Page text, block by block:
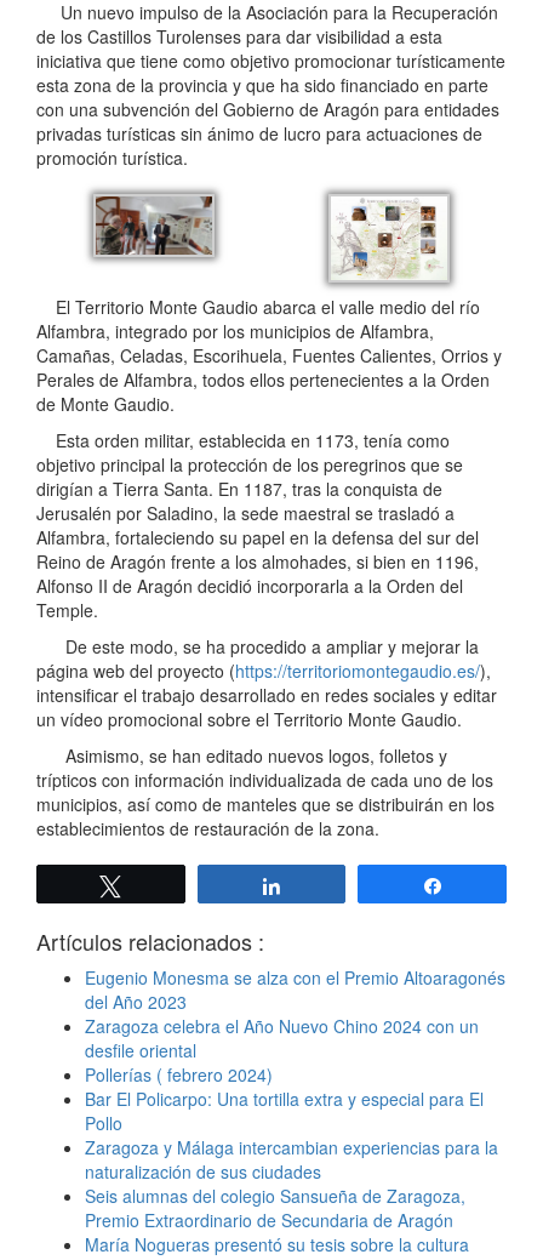
Un nuevo impulso de la Asociación para la Recuperación
de los Castillos Turolenses para dar visibilidad a esta
iniciativa que tiene como objetivo promocionar turísticamente
esta zona de la provincia y que ha sido financiado en parte
con una subvención del Gobierno de Aragón para entidades
privadas turísticas sin ánimo de lucro para actuaciones de
promoción turística.
El Territorio Monte Gaudio abarca el valle medio del río
Alfambra, integrado por los municipios de Alfambra,
Camañas, Celadas, Escorihuela, Fuentes Calientes, Orrios y
Perales de Alfambra, todos ellos pertenecientes a la Orden
de Monte Gaudio.
Esta orden militar, establecida en 1173, tenía como
objetivo principal la protección de los peregrinos que se
dirigían a Tierra Santa. En 1187, tras la conquista de
Jerusalén por Saladino, la sede maestral se trasladó a
Alfambra, fortaleciendo su papel en la defensa del sur del
Reino de Aragón frente a los almohades, si bien en 1196,
Alfonso II de Aragón decidió incorporarla a la Orden del
Temple.
De este modo, se ha procedido a ampliar y mejorar la
página web del proyecto (https://territoriomontegaudio.es/),
intensificar el trabajo desarrollado en redes sociales y editar
un vídeo promocional sobre el Territorio Monte Gaudio.
Asimismo, se han editado nuevos logos, folletos y
trípticos con información individualizada de cada uno de los
municipios, así como de manteles que se distribuirán en los
establecimientos de restauración de la zona.
Artículos relacionados :
Eugenio Monesma se alza con el Premio Altoaragonés
del Año 2023
Zaragoza celebra el Año Nuevo Chino 2024 con un
desfile oriental
Pollerías ( febrero 2024)
Bar El Policarpo: Una tortilla extra y especial para El
Pollo
Zaragoza y Málaga intercambian experiencias para la
naturalización de sus ciudades
Seis alumnas del colegio Sansueña de Zaragoza,
Premio Extraordinario de Secundaria de Aragón
María Nogueras presentó su tesis sobre la cultura